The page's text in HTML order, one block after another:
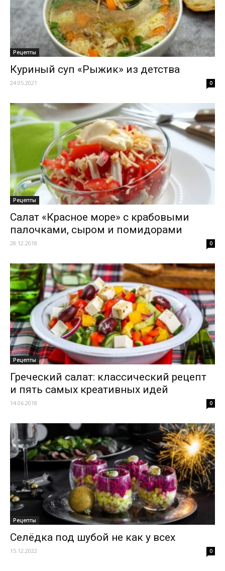
Рецепты
Куриный суп «Рыжик» из детства
24.05.2021 0
Рецепты
Салат «Красное море» с крабовыми
палочками, сыром и помидорами
28.12.2018 0
Рецепты
Греческий салат: классический рецепт
и пять самых креативных идей
14.06.2018 0
Рецепты
Селёдка под шубой не как у всех
15.12.2022 0